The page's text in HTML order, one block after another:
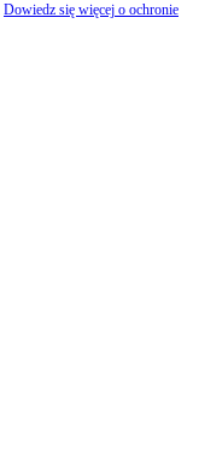
Dowiedz się więcej o ochronie